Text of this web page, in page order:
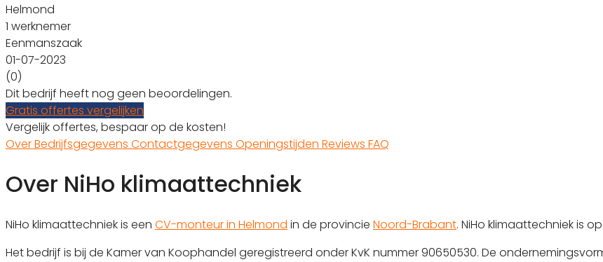
Helmond
1 werknemer
Eenmanszaak
01-07-2023
(0)
Dit bedrijf heeft nog geen beoordelingen.
Gratis offertes vergelijken
Vergelijk offertes, bespaar op de kosten!
OverBedrijfsgegevens Contactgegevens Openingstijden Reviews FAQ
Over NiHo klimaattechniek
NiHo klimaattechniek is een CV-monteur in Helmond in de provincie Noord-Brabant. NiHo klimaattechniek is
Het bedrijf is bij de Kamer van Koophandel geregistreerd onder KvK nummer 90650530. De